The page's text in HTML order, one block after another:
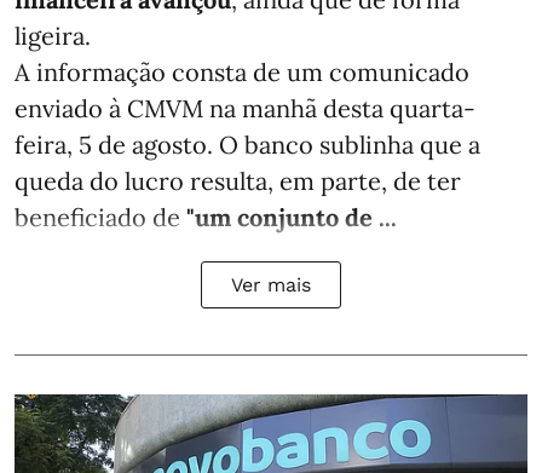
ligeira.
A informação consta de um comunicado
enviado à CMVM na manhã desta quarta-
feira, 5 de agosto. O banco sublinha que a
queda do lucro resulta, em parte, de ter
beneficiado de "um conjunto de ...
Ver mais